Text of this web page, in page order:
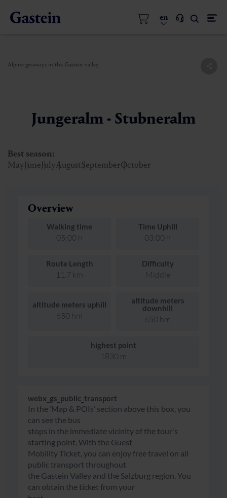
en
Alpine getaways in the Gastein valley
Jungeralm - Stubneralm
Best season:
MayJuneJulyAugustSeptemberOctober
Overview
Walking time
05:00 h
Time Uphill
03:00 h
Route Length
11.7 km
Difficulty
Middle
altitude meters uphill
650 hm
altitude meters
downhill
650 hm
highest point
1830 m
webx_gs_public_transport
In the ‘Map & POIs’ section above this box, you
can see the bus
stops in the immediate vicinity of the tour's
starting point. With the Guest
Mobility Ticket, you can enjoy free travel on all
public transport throughout
the Gastein Valley and the Salzburg region. You
can obtain the ticket from your